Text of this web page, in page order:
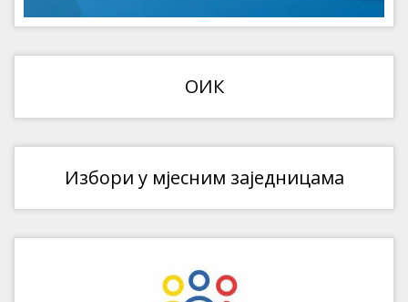
ОИК
Избори у мјесним заједницама